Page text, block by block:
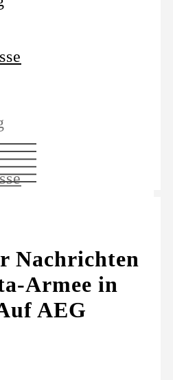
Nachrichten
Armee in
AEG